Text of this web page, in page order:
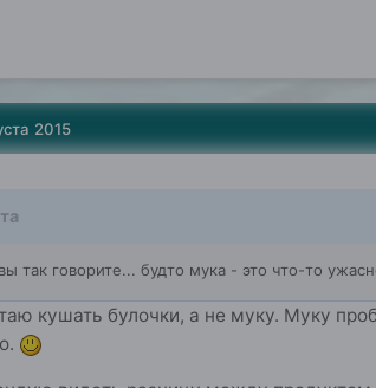
2015
так говорите... будто мука - это что-то
кушать булочки, а не муку. Муку